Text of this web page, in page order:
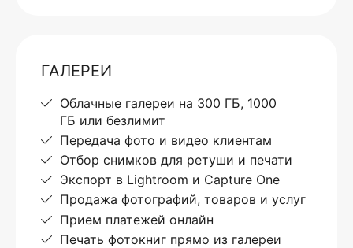
ГАЛЕРЕИ
Облачные галереи на 300 ГБ, 1000
ГБ или безлимит
Передача фото и видео клиентам
Отбор снимков для ретуши и печати
Экспорт в Lightroom и Capture One
Продажа фотографий, товаров и услуг
Прием платежей онлайн
Печать фотокниг прямо из галереи